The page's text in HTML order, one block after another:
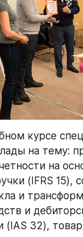
курсе
на тему:
на
(IFRS 15),
и
и
(IAS 32),